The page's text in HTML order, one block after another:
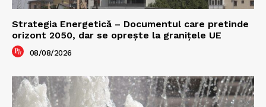
Strategia Energetică – Documentul care pretinde
orizont 2050, dar se oprește la granițele UE
08/08/2026